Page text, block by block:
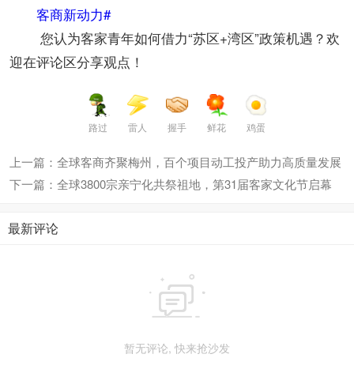
客商新动力#
您认为客家青年如何借力“苏区+湾区”政策机遇？欢
迎在评论区分享观点！
路过 雷人 握手 鲜花 鸡蛋
上一篇：全球客商齐聚梅州，百个项目动工投产助力高质量发展
下一篇：全球3800宗亲宁化共祭祖地，第31届客家文化节启幕
最新评论

暂无评论, 快来抢沙发